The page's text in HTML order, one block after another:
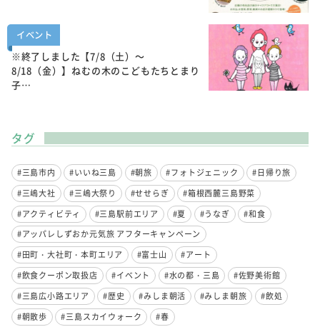
イベント
※終了しました【7/8（土）～
8/18（金）】ねむの木のこどもたちとまり
子…
タグ
#三島市内 #いいね三島 #朝旅 #フォトジェニック
#日帰り旅
#三嶋大社
#三嶋大祭り #せせらぎ
#箱根西麓三島野菜
#アクティビティ
#三島駅前エリア #夏 #うなぎ
#和食
#アッパレしずおか元気旅 アフターキャンペーン
#田町・大社町・本町エリア
#富士山
#アート
#飲食クーポン取扱店
#イベント #水の都・三島
#佐野美術館
#三島広小路エリア
#歴史 #みしま朝活 #みしま朝旅
#飲処
#朝散歩
#三島スカイウォーク #春